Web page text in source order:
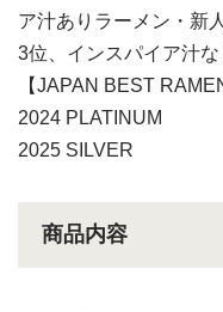
ア汁ありラーメン・新
3位、インスパイア汁
【JAPAN BEST
2024 PLATINUM
2025 SILVER
商品内容